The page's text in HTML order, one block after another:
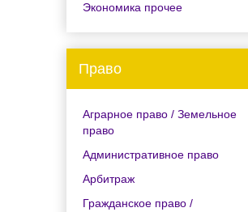
Экономика прочее
Право
Аграрное право / Земельное
право
Административное право
Арбитраж
Гражданское право /